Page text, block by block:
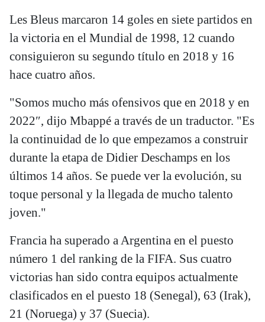
Les Bleus marcaron 14 goles en siete partidos en
la victoria en el Mundial de 1998, 12 cuando
consiguieron su segundo título en 2018 y 16
hace cuatro años.
"Somos mucho más ofensivos que en 2018 y en
2022″, dijo Mbappé a través de un traductor. "Es
la continuidad de lo que empezamos a construir
durante la etapa de Didier Deschamps en los
últimos 14 años. Se puede ver la evolución, su
toque personal y la llegada de mucho talento
joven."
Francia ha superado a Argentina en el puesto
número 1 del ranking de la FIFA. Sus cuatro
victorias han sido contra equipos actualmente
clasificados en el puesto 18 (Senegal), 63 (Irak),
21 (Noruega) y 37 (Suecia).